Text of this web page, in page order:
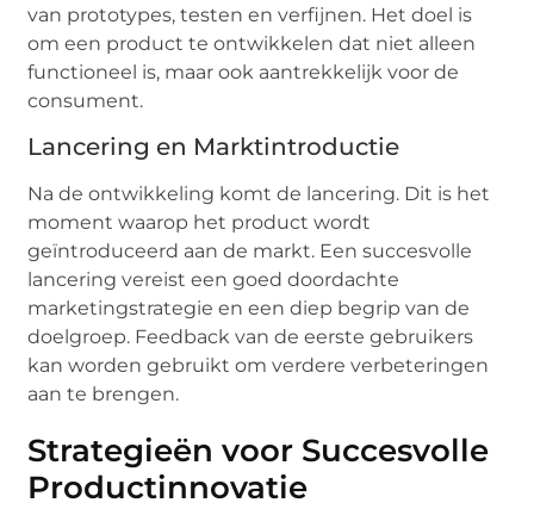
van prototypes, testen en verfijnen. Het doel is
om een product te ontwikkelen dat niet alleen
functioneel is, maar ook aantrekkelijk voor de
consument.
Lancering en Marktintroductie
Na de ontwikkeling komt de lancering. Dit is het
moment waarop het product wordt
geïntroduceerd aan de markt. Een succesvolle
lancering vereist een goed doordachte
marketingstrategie en een diep begrip van de
doelgroep. Feedback van de eerste gebruikers
kan worden gebruikt om verdere verbeteringen
aan te brengen.
Strategieën voor Succesvolle
Productinnovatie